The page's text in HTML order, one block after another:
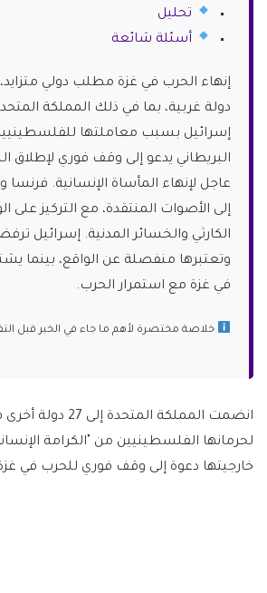
تحليل
أسئلة شائعة
دولة غربية، بما في ذلك المملكة
إسرائيل بسبب معاملتها
البريطاني يدعو إلى وقف فوري لإطلاق
عاجل لإنهاء المأساة الإنسانية. فرنسا
إلى الأصوات المنتقدة، مع التركيز على
الكارثي والخسائر المدنية. إسرائيل
وتعتبرها منفصلة عن الواقع، بينما
في غزة مع استمرار الحرب.
خلاصة مختصرة لأهم ما جاء في الخبر قبل
انضمت المملكة
لحرمانها الفلسطينيين من "الكرامة
خارجيتها دعوة إلى وقف فوري للحرب في